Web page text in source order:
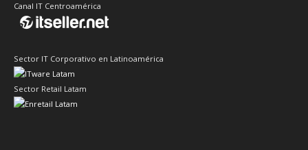
Canal IT Centroamérica
Sector IT Corporativo en Latinoamérica
Sector Retail Latam